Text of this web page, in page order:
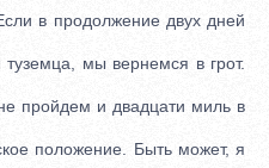
в продолжение двух дней
мы вернемся в грот.
пройдем и двадцати миль в
положение. Быть может, я